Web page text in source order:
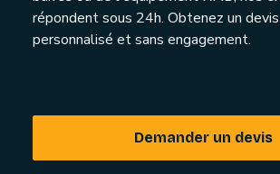
répondent sous 24h. Obtenez un
personnalisé et sans engagement.
Demander un devis